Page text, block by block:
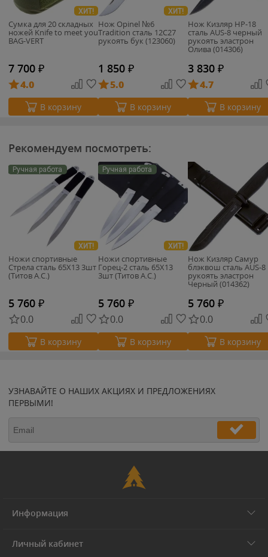
ХИТ!
Сумка для 20 складных
ножей Knife to meet you
BAG-VERT
7 700 ₽
4.0
В корзину
ХИТ!
Нож Opinel №6
Tradition сталь 12C27
рукоять бук (123060)
1 850 ₽
5.0
В корзину
Нож Кизляр НР-18
сталь AUS-8 черный
рукоять эластрон
Олива (014306)
3 830 ₽
4.7
В корзину
Рекомендуем посмотреть:
Ручная работа
ХИТ!
Ножи спортивные
Стрела сталь 65Х13 3шт
(Титов А.С.)
5 760 ₽
0.0
В корзину
Ручная работа
ХИТ!
Ножи спортивные
Горец-2 сталь 65Х13
3шт (Титов А.С.)
5 760 ₽
0.0
В корзину
Нож Кизляр Самур
блэквош сталь AUS-8
рукоять эластрон
Черный (014362)
5 760 ₽
0.0
В корзину
УЗНАВАЙТЕ О НАШИХ АКЦИЯХ И ПРЕДЛОЖЕНИЯХ
ПЕРВЫМИ!
Информация
Личный кабинет